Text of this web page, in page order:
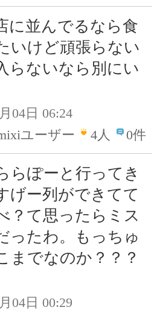
に並んでるなら食
いけど頑張らない
らないなら別にい
04日 06:24
ユーザー
4人 0件
らぽーと行ってき
げー列ができてて
？て思ったらミス
ったわ。もっちゅ
までなのか？？？
04日 00:29